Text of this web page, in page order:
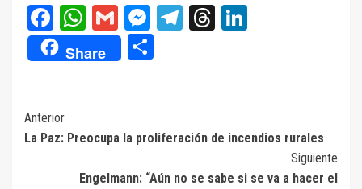
Facebook
WhatsApp
GmailMessenger
Telegram
Threads
Share
Navegación
de
entradas
Anterior
La Paz: Preocupa la proliferación de incendios rurales
Siguiente
Engelmann: “Aún no se sabe si se va a hacer el